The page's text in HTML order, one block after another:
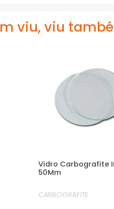
viu, viu
Vidro Carbografite
50Mm
CARBOGRAFITE